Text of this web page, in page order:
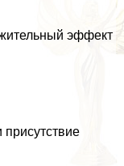
эффект